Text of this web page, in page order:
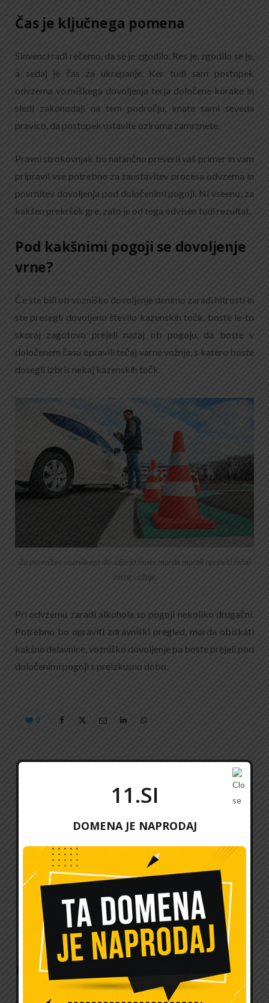
Čas je ključnega pomena
Slovenci radi rečemo, da se je zgodilo. Res je, zgodilo se je,
a sedaj je čas za ukrepanje. Ker tudi sam postopek
odvzema vozniškega dovoljenja terja določene korake in
sledi zakonodaji na tem področju, imate sami seveda
pravico, da postopek ustavite oziroma zamrznete.
Pravni strokovnjak bo natančno preveril vaš primer in vam
pripravil vse potrebno za zaustavitev procesa odvzema in
povrnitev dovoljenja pod določenimi pogoji. Ni vseeno, za
kakšen prekršek gre, zato je od tega odvisen tudi rezultat.
Pod kakšnimi pogoji se dovoljenje
vrne?
Če ste bili ob vozniško dovoljenje denimo zaradi hitrosti in
ste presegli dovoljeno število kazenskih točk, boste le-to
skoraj zagotovo prejeli nazaj ob pogoju, da boste v
določenem času opravili tečaj varne vožnje, s katero boste
dosegli izbris nekaj kazenskih točk.
Za povrnitev vozniškega dovoljenja boste morda morali opraviti tečaj
varne vožnje.
Pri odvzemu zaradi alkohola so pogoji nekoliko drugačni.
Potrebno bo opraviti zdravniški pregled, morda obiskati
kakšne delavnice, vozniško dovoljenje pa boste prejeli pod
določenimi pogoji s preizkusno dobo.
0
Na spletnem portalu 11.si preberite
vse, kar vas zanima o lepoti in zdravju, prostem
času, internetu, avtomobilizmu, industriji,
opremljanju doma, gradnji in o marsičem drugem.
PODOBNI PRISPEVKI
11.SI
DOMENA JE NAPRODAJ